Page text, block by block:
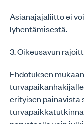
Asianajajaliitto ei
lyhentämisestä.
3. Oikeusavun
Ehdotuksen
erityisen painavista